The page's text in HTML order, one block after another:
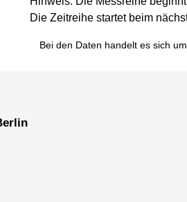
Die Zeitreihe startet beim
Bei den Daten handelt es sich